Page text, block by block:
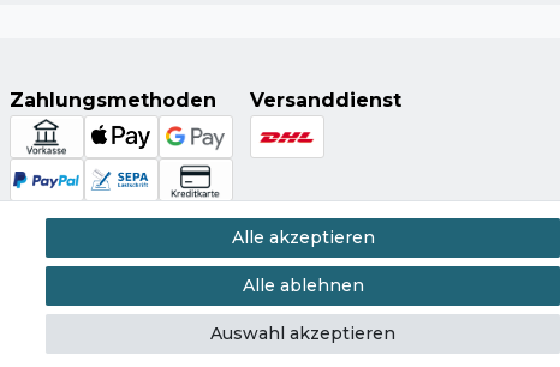
Zahlungsmethoden Versanddienst
Alle akzeptieren
Alle ablehnen
Auswahl akzeptieren